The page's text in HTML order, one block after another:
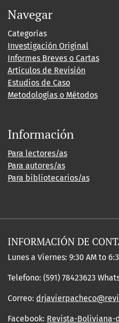
Navegar
Categorías
Investigación Original
Informes Breves o Cartas
Artículos de Revisión
Estudios de Caso
Metodologías o Métodos
Información
Para lectores/as
Para autores/as
Para bibliotecarios/as
INFORMACIÓN DE
Lunes a Viernes: 9:30 AM to
Telefono: (591) 78423623
Correo:
Facebook: Revista-Boliviana-